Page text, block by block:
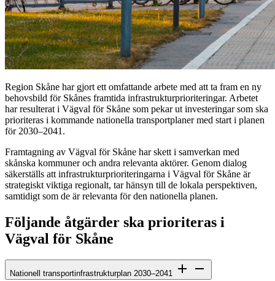
Region Skåne har gjort ett omfattande arbete med att ta fram en ny
behovsbild för Skånes framtida infrastrukturprioriteringar. Arbetet
har resulterat i Vägval för Skåne som pekar ut investeringar som ska
prioriteras i kommande nationella transportplaner med start i planen
för 2030–2041.
Framtagning av Vägval för Skåne har skett i samverkan med
skånska kommuner och andra relevanta aktörer. Genom dialog
säkerställs att infrastrukturprioriteringarna i Vägval för Skåne är
strategiskt viktiga regionalt, tar hänsyn till de lokala perspektiven,
samtidigt som de är relevanta för den nationella planen.
Följande åtgärder ska prioriteras i
Vägval för Skåne
Nationell transportinfrastrukturplan 2030–2041